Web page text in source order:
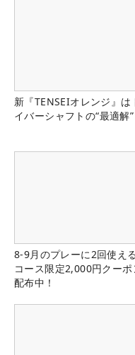
新『TENSEIオレンジ』は
イバーシャフトの“最適解”
8-9月のプレーに2回使え
コース限定2,000円クーポ
配布中！